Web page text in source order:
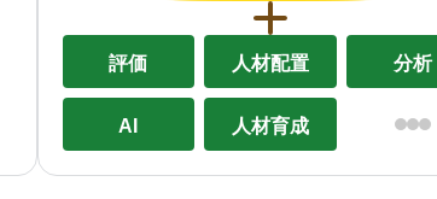
評価 人材配置 分析
AI 人材育成